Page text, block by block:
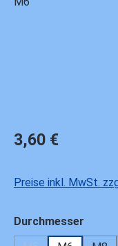
Regulärer Preis:
3,60 €
Preise inkl. MwSt.
Durchmesser